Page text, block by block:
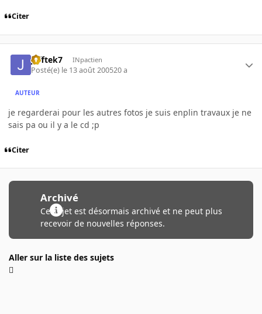
Citer
jefftek7 INpactien
Posté(e) le 13 août 200520 a
AUTEUR
je regarderai pour les autres fotos je suis enplin travaux je ne
sais pa ou il y a le cd ;p
Citer
Archivé
Ce sujet est désormais archivé et ne peut plus
recevoir de nouvelles réponses.
Aller sur la liste des sujets